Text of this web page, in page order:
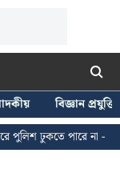
বিজ্ঞান প্রযুক্তি
ঢুকতে পারে না - জন